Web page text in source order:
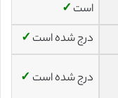
است ✓
درج شده است ✓
درج شده است ✓